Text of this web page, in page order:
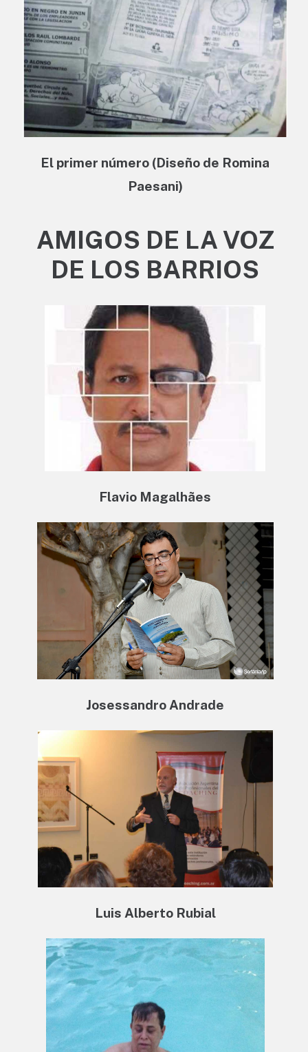
El primer número (Diseño de Romina
Paesani)
AMIGOS DE LA VOZ
DE LOS BARRIOS
Flavio Magalhães
Josessandro Andrade
Luis Alberto Rubial